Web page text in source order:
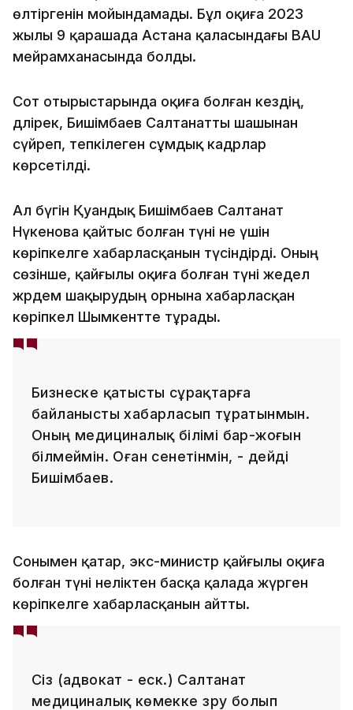
өлтіргенін мойындамады. Бұл оқиға 2023
жылы 9 қарашада Астана қаласындағы BAU
мейрамханасында болды.
Сот отырыстарында оқиға болған кездің,
дәлірек, Бишімбаев Салтанатты шашынан
сүйреп, тепкілеген сұмдық кадрлар
көрсетілді.
Ал бүгін Қуандық Бишімбаев Салтанат
Нүкенова қайтыс болған түні не үшін
көріпкелге хабарласқанын түсіндірді. Оның
сөзінше, қайғылы оқиға болған түні жедел
жәрдем шақырудың орнына хабарласқан
көріпкел Шымкентте тұрады.
Бизнеске қатысты сұрақтарға
байланысты хабарласып тұратынмын.
Оның медициналық білімі бар-жоғын
білмеймін. Оған сенетінмін, - дейді
Бишімбаев.
Сонымен қатар, экс-министр қайғылы оқиға
болған түні неліктен басқа қалада жүрген
көріпкелге хабарласқанын айтты.
Сіз (адвокат - еск.) Салтанат
медициналық көмекке зәру болып